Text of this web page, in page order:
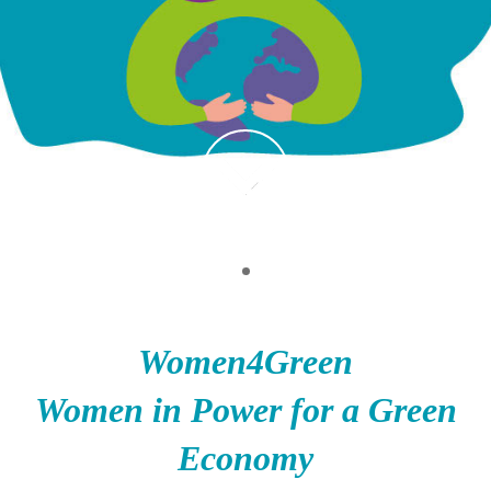
Women4Green
Women in Power for a Green
Economy